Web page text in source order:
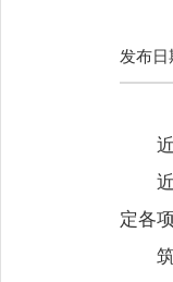
发布日
近日
近年
定各
筑牢